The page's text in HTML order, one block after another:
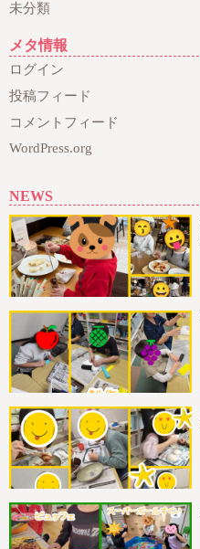
未分類
メタ情報
ログイン
投稿フィード
コメントフィード
WordPress.org
NEWS